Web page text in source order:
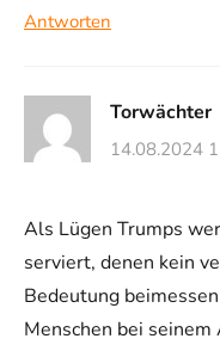
Antworten
Torwächter
14.08.2024
Als Lügen Trumps
serviert, denen kein
Bedeutung
Menschen bei